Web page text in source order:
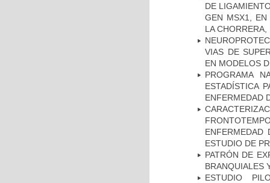
DE
GEN MSX1, EN
LA
VIAS DE
EN MODELOS
PROGRAMA
ESTADÍSTICA
ENFERMEDAD
ENFERMEDAD
ESTUDIO DE
PATRÓN DE
BRANQUIALES
ESTUDIO